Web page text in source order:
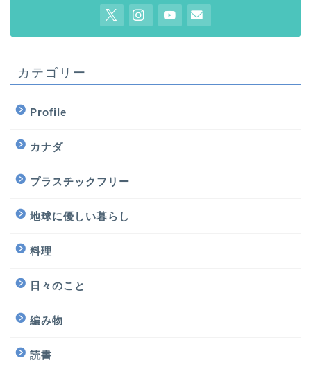
カテゴリー
Profile
カナダ
プラスチックフリー
地球に優しい暮らし
料理
日々のこと
編み物
読書